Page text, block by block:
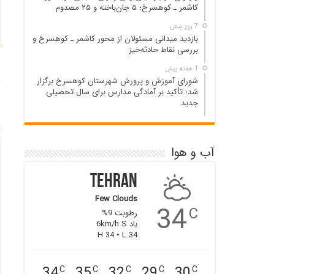
کاشمر ـ کوهسرخ؛ ۵ جان‌باخته و ۲۵ مصدوم
7 روز پیش
بازدید میدانی مسئولان از محور کاشمر ـ کوهسرخ و
بررسی نقاط حادثه‌خیز
1 هفته پیش
شورای آموزش و پرورش شهرستان کوهسرخ برگزار
شد؛ تأکید بر آمادگی مدارس برای سال تحصیلی
جدید
آب و هوا
34C
Tehran
Few Clouds
رطوبت 9%
باد 6km/h S
H 34 • L 34
C
C
C
C
C